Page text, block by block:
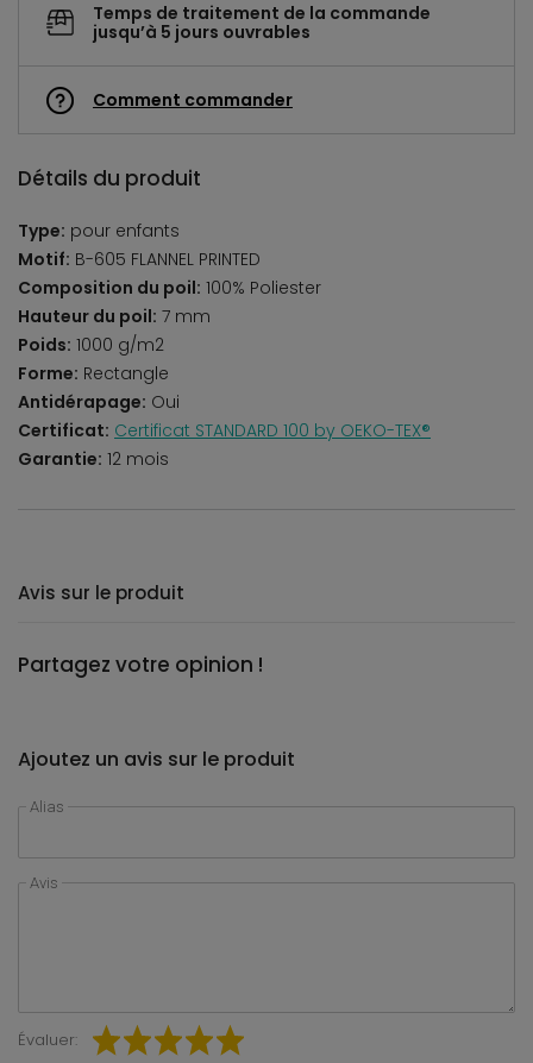
Temps de traitement de la commande
jusqu’à 5 jours ouvrables
Comment commander
Détails du produit
Type: pour enfants
Motif: B-605 FLANNEL PRINTED
Composition du poil: 100% Poliester
Hauteur du poil: 7 mm
Poids: 1000 g/m2
Forme: Rectangle
Antidérapage: Oui
Certificat: Certificat STANDARD 100 by OEKO-TEX®
Garantie: 12 mois
Avis sur le produit
Partagez votre opinion !
Ajoutez un avis sur le produit
Alias
Avis
Évaluer: